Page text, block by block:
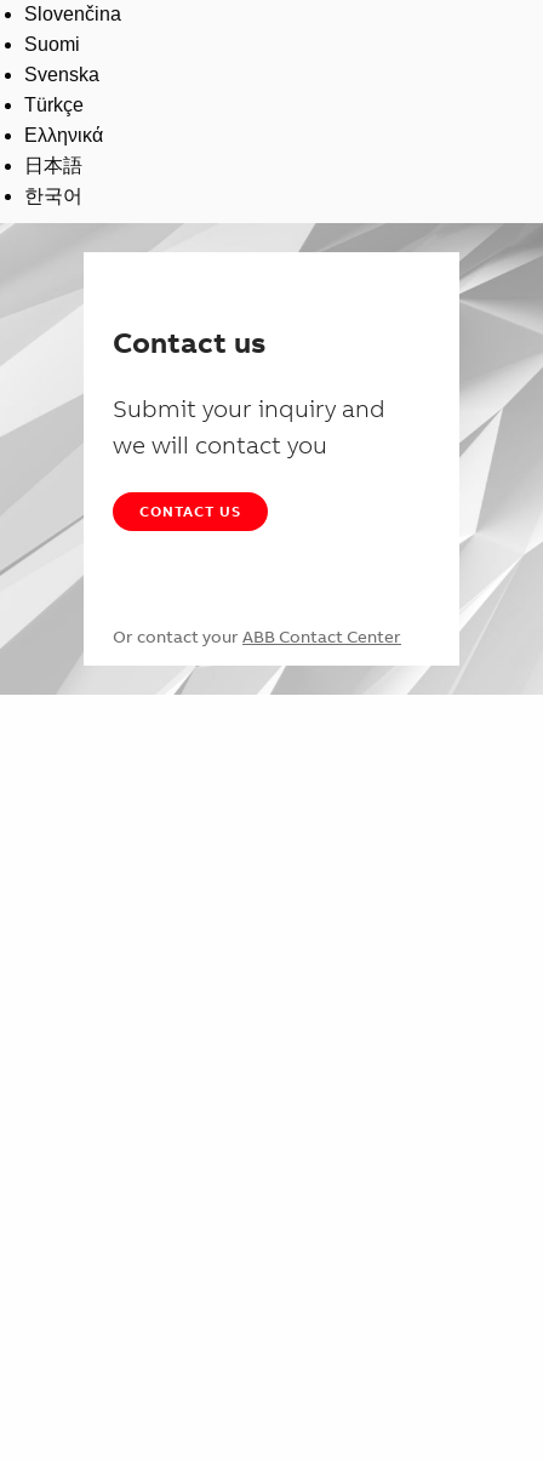
Slovenčina
Suomi
Svenska
Türkçe
Ελληνικά
日本語
한국어
Contact us
Submit your inquiry and
we will contact you
CONTACT US
Or contact your ABB Contact Center